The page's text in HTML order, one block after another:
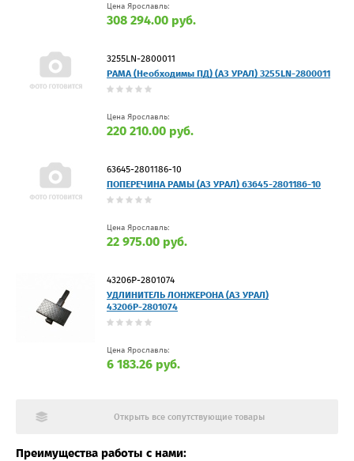
Цена Ярославль:
308 294.00 руб.
3255LN-2800011
РАМА (Необходимы ПД) (АЗ УРАЛ) 3255LN-2800011
Цена Ярославль:
220 210.00 руб.
63645-2801186-10
ПОПЕРЕЧИНА РАМЫ (АЗ УРАЛ) 63645-2801186-10
Цена Ярославль:
22 975.00 руб.
43206Р-2801074
УДЛИНИТЕЛЬ ЛОНЖЕРОНА (АЗ УРАЛ)
43206Р-2801074
Цена Ярославль:
6 183.26 руб.
Открыть все сопутствующие товары
Преимущества работы с нами: